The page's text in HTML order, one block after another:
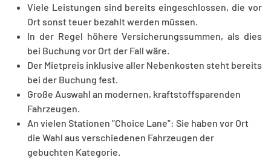
Viele Leistungen sind bereits eingeschlossen, die vor
Ort sonst teuer bezahlt werden müssen.
In der Regel höhere Versicherungssummen, als dies
bei Buchung vor Ort der Fall wäre.
Der Mietpreis inklusive aller Nebenkosten steht bereits
bei der Buchung fest.
Große Auswahl an modernen, kraftstoffsparenden
Fahrzeugen.
An vielen Stationen "Choice Lane": Sie haben vor Ort
die Wahl aus verschiedenen Fahrzeugen der
gebuchten Kategorie.